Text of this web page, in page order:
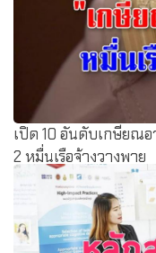
เปิด 10 อันดับเกษียณอ
2 หมื่นเรือจ้างวางพาย